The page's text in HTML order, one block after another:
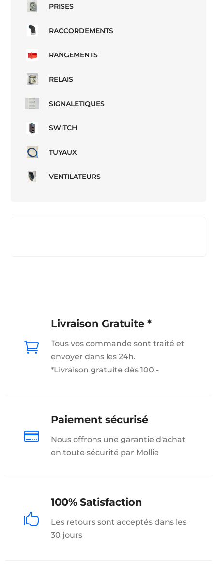
PRISES
RACCORDEMENTS
RANGEMENTS
RELAIS
SIGNALETIQUES
SWITCH
TUYAUX
VENTILATEURS

Livraison Gratuite *
Tous vos commande sont traité et
envoyer dans les 24h.
*Livraison gratuite dès 100.-

Paiement sécurisé
Nous offrons une garantie d'achat
en toute sécurité par Mollie

100% Satisfaction
Les retours sont acceptés dans les
30 jours